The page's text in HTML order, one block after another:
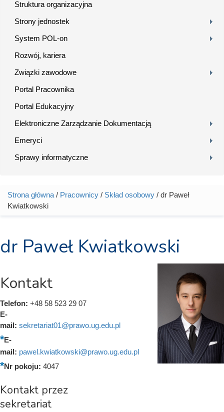
Struktura organizacyjna
Strony jednostek
System POL-on
Rozwój, kariera
Związki zawodowe
Portal Pracownika
Portal Edukacyjny
Elektroniczne Zarządzanie Dokumentacją
Emeryci
Sprawy informatyczne
Jesteś tutaj
Strona główna / Pracownicy / Skład osobowy / dr Paweł
Kwiatkowski
dr Paweł Kwiatkowski
Kontakt
Telefon: +48 58 523 29 07
E-
mail: sekretariat01@prawo.ug.edu.pl
E-
mail: pawel.kwiatkowski@prawo.ug.edu.pl
Nr pokoju: 4047
Kontakt przez
sekretariat